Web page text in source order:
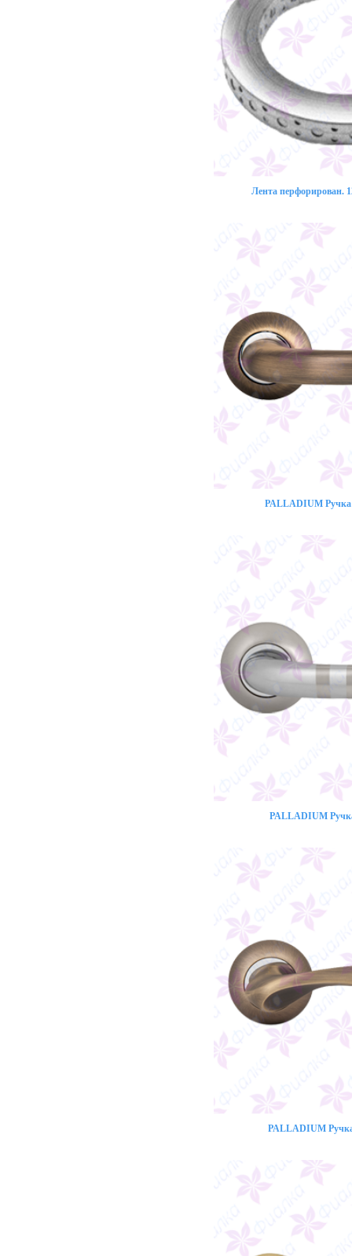
Лента перфорирован.
PALLADIUM Ручка
PALLADIUM
PALLADIUM